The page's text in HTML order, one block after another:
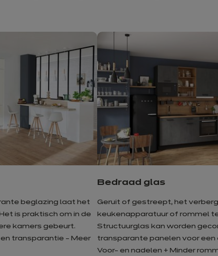
beglazing laat het
is praktisch om in de
kamers gebeurt.
transparantie - Meer
Bedraad glas
Geruit of gestreept, het
keukenapparatuur of rommel
Structuurglas kan worden
transparante panelen voor
Voor- en nadelen + Minder